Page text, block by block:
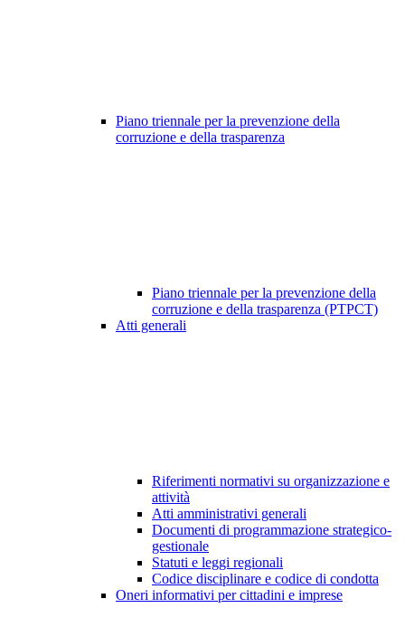
Piano triennale per la prevenzione della
corruzione e della trasparenza
Piano triennale per la prevenzione della
corruzione e della trasparenza (PTPCT)
Atti generali
Riferimenti normativi su organizzazione e
attività
Atti amministrativi generali
Documenti di programmazione strategico-
gestionale
Statuti e leggi regionali
Codice disciplinare e codice di condotta
Oneri informativi per cittadini e imprese